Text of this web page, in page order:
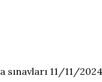
11/11/